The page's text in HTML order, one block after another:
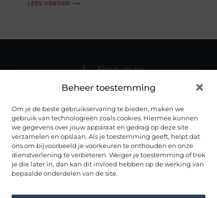
Beheer toestemming
Om je de beste gebruikservaring te bieden, maken we
gebruik van technologieën zoals cookies. Hiermee kunnen
we gegevens over jouw apparaat en gedrag op deze site
verzamelen en opslaan. Als je toestemming geeft, helpt dat
ons om bijvoorbeeld je voorkeuren te onthouden en onze
dienstverlening te verbeteren. Weiger je toestemming of trek
je die later in, dan kan dit invloed hebben op de werking van
bepaalde onderdelen van de site.
LEES VERDER ⟶
Autorijscholenhub.nl biedt duidelijke en up-to-date
rijinstructeur – overzichtelijk gebundeld op één centrale
plek.
ONZE INFORMATIE
ALLES OVER AUTORIJDEN
RIJSCHOLEN IN NEDERLAND
Drenthe
Friesland
Noord Brabant